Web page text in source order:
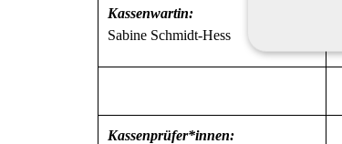
Kassenwartin:
Sabine Schmidt-Hess
Kassenprüfer*innen: